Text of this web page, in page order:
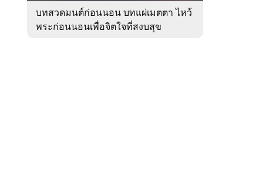
บทสวดมนต์ก่อนนอน บทแผ่เมตตา ไหว้
พระก่อนนอนเพื่อจิตใจที่สงบสุข